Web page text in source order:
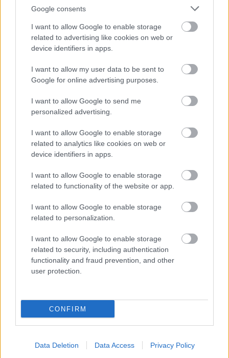
Google consents
I want to allow Google to enable storage
related to advertising like cookies on web or
device identifiers in apps.
I want to allow my user data to be sent to
Google for online advertising purposes.
I want to allow Google to send me
personalized advertising.
I want to allow Google to enable storage
related to analytics like cookies on web or
device identifiers in apps.
I want to allow Google to enable storage
related to functionality of the website or app.
I want to allow Google to enable storage
related to personalization.
I want to allow Google to enable storage
related to security, including authentication
functionality and fraud prevention, and other
user protection.
CONFIRM
Data Deletion Data Access Privacy Policy
Adja meg keresztnevét:
Adja
meg e-mail címét:
Megismertem és elfogadom aGDPR-szabályzat
Nem szeretne lemaradni semmiről? Csak egy kattintás, és hírlevelünk a
postaládájába érkezik!
A SZOL24 legfrissebb 24 cikke
A Tisza kormány minisztere újabb nagy változásokról döntött
a közoktatásban – például az iskolaigazgatók visszakapják
Sok volt az igazolatlan hiányzás, Pócs János fizetéslevonást
kapott, más fideszesek még kevesebbet vittek haza
A Szolnok megyei gazdák nagyon nem akarták a JÉGER
további üzemeltetését
Csendélet 5.0: alig balesetveszélyes lépcső és remek
Pénteken újra csökken a benzin és a gázolaj ára is
Országgyűlés